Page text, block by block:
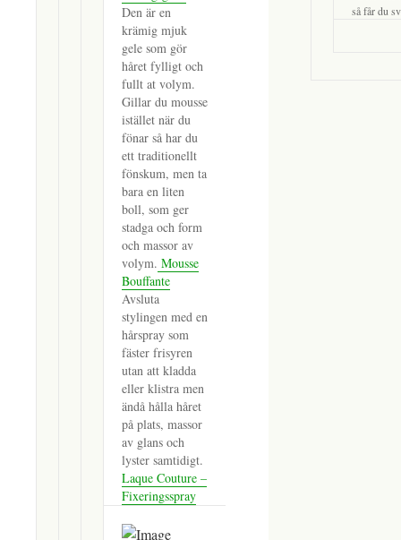
Den är en
krämig mjuk
gele som gör
håret fylligt och
fullt at volym.
Gillar du mousse
istället när du
fönar så har du
ett traditionellt
fönskum, men ta
bara en liten
boll, som ger
stadga och form
och massor av
volym. Mousse
Bouffante
Avsluta
stylingen med en
hårspray som
fäster frisyren
utan att kladda
eller klistra men
ändå hålla håret
på plats, massor
av glans och
lyster samtidigt.
Laque Couture –
Fixeringsspray
så får du